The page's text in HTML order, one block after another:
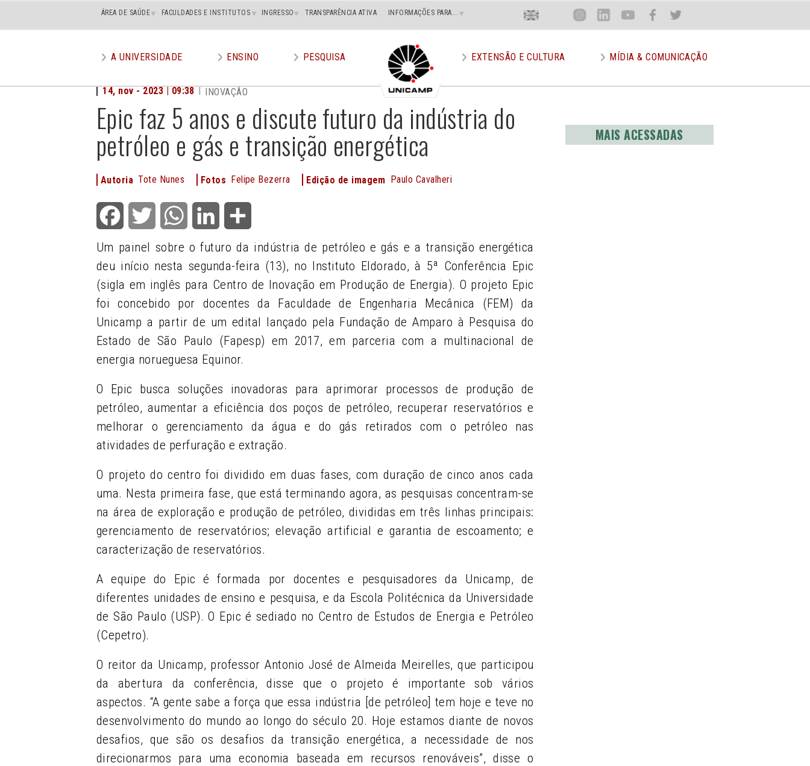
Main
superior
ÁREA DE SAÚDE FACULDADES E INSTITUTOS INGRESSO TRANSPARÊNCIA ATIVA INFORMAÇÕES PARA... Menu
Superior
Direito
En Inst Lin You Face Twit
menu
A UNIVERSIDADE ENSINO PESQUISA EXTENSÃO E CULTURA MÍDIA & COMUNICAÇÃO
Epic faz 5 anos e discute futuro da indústria do
petróleo e gás e transição energética
14, nov - 2023 | 09:38 INOVAÇÃO
Autoria Tote Nunes Fotos Felipe Bezerra Edição de imagem Paulo Cavalheri
Facebook Twitter WhatsApp LinkedIn
Um painel sobre o futuro da indústria de petróleo e gás e a transição energética
deu início nesta segunda-feira (13), no Instituto Eldorado, à 5ª Conferência Epic
(sigla em inglês para Centro de Inovação em Produção de Energia). O projeto Epic
foi concebido por docentes da Faculdade de Engenharia Mecânica (FEM) da
Unicamp a partir de um edital lançado pela Fundação de Amparo à Pesquisa do
Estado de São Paulo (Fapesp) em 2017, em parceria com a multinacional de
energia norueguesa Equinor.
O Epic busca soluções inovadoras para aprimorar processos de produção de
petróleo, aumentar a eficiência dos poços de petróleo, recuperar reservatórios e
melhorar o gerenciamento da água e do gás retirados com o petróleo nas
atividades de perfuração e extração.
O projeto do centro foi dividido em duas fases, com duração de cinco anos cada
uma. Nesta primeira fase, que está terminando agora, as pesquisas concentram-se
na área de exploração e produção de petróleo, divididas em três linhas principais:
gerenciamento de reservatórios; elevação artificial e garantia de escoamento; e
caracterização de reservatórios.
A equipe do Epic é formada por docentes e pesquisadores da Unicamp, de
diferentes unidades de ensino e pesquisa, e da Escola Politécnica da Universidade
de São Paulo (USP). O Epic é sediado no Centro de Estudos de Energia e Petróleo
(Cepetro).
O reitor da Unicamp, professor Antonio José de Almeida Meirelles, que participou
da abertura da conferência, disse que o projeto é importante sob vários
aspectos. “A gente sabe a força que essa indústria [de petróleo] tem hoje e teve no
desenvolvimento do mundo ao longo do século 20. Hoje estamos diante de novos
desafios, que são os desafios da transição energética, a necessidade de nos
direcionarmos para uma economia baseada em recursos renováveis”, disse o
MAIS ACESSADAS